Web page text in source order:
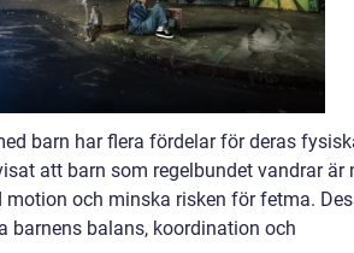
barn har flera fördelar för deras
att barn som regelbundet vandrar är
och minska risken för fetma.
balans, koordination och